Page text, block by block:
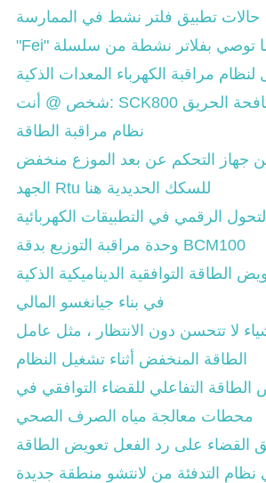
حالات تطبيق فلتر نشط في الممارسة
مراقبة الكهرباء المعدات الذكية
شخص @ أنت: SCK800 معدات مكافحة الحريق
نظام مراقبة الطاقة
من جهاز التحكم عن بعد الموزع منخفض
الجهد Rtu للسكك الحديدية هنا
الرقمي في التطبيقات الكهربائية
وحدة مراقبة التوزيع بدقة BCM100
الطاقة التوافقية الديناميكية الذكية
في بناء جيانغسو المالي
لا تتحسن دون الانتظار ، مثل عامل
الطاقة المنخفض أثناء تشغيل النظام
الطاقة التفاعلي للقضاء التوافقي في
محطات معالجة مياه الصرف الصحي
القضاء على رد الفعل تعويض الطاقة
نظام التدفئة من لانتشو منطقة جديدة